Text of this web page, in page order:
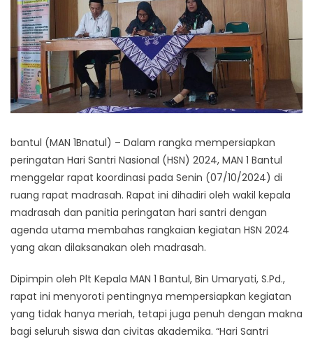
bantul (MAN 1Bnatul) – Dalam rangka mempersiapkan
peringatan Hari Santri Nasional (HSN) 2024, MAN 1 Bantul
menggelar rapat koordinasi pada Senin (07/10/2024) di
ruang rapat madrasah. Rapat ini dihadiri oleh wakil kepala
madrasah dan panitia peringatan hari santri dengan
agenda utama membahas rangkaian kegiatan HSN 2024
yang akan dilaksanakan oleh madrasah.
Dipimpin oleh Plt Kepala MAN 1 Bantul, Bin Umaryati, S.Pd.,
rapat ini menyoroti pentingnya mempersiapkan kegiatan
yang tidak hanya meriah, tetapi juga penuh dengan makna
bagi seluruh siswa dan civitas akademika. “Hari Santri